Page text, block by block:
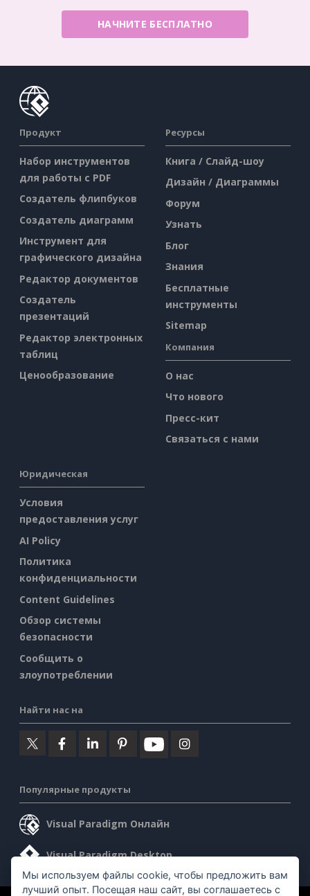
НАЧНИТЕ БЕСПЛАТНО
Продукт
Набор инструментов
для работы с PDF
Создатель флипбуков
Создатель диаграмм
Инструмент для
графического дизайна
Редактор документов
Создатель
презентаций
Редактор электронных
таблиц
Ценообразование
Ресурсы
Книга / Слайд-шоу
Дизайн / Диаграммы
Форум
Узнать
Блог
Знания
Бесплатные
инструменты
Sitemap
Компания
О нас
Что нового
Пресс-кит
Связаться с нами
Юридическая
Условия
предоставления услуг
AI Policy
Политика
конфиденциальности
Content Guidelines
Обзор системы
безопасности
Сообщить о
злоупотреблении
Найти нас на
Популярные продукты
Visual Paradigm Онлайн
Visual Paradigm Desktop
Мы используем файлы cookie, чтобы предложить вам
лучший опыт. Посещая наш сайт, вы соглашаетесь с